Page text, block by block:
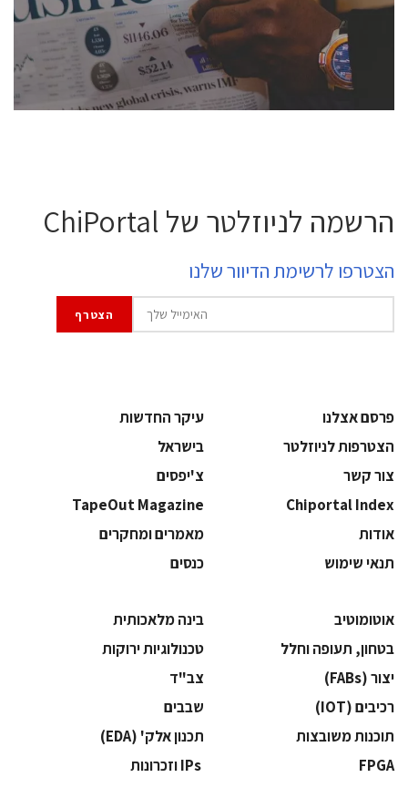
professional experts, and senior executives.
לחץ לפרטים
הרשמה לניוזלטר של ChiPortal
הצטרפו לרשימת הדיוור שלנו
פרסם אצלנו
עיקר החדשות
הצטרפות לניוזלטר
בישראל
צור קשר
צ'יפסים
Chiportal Index
TapeOut Magazine
אודות
מאמרים ומחקרים
תנאי שימוש
כנסים
אוטומוטיב
בינה מלאכותית
בטחון, תעופה וחלל
‫טכנולוגיות ירוקות‬
‫יצור (‪(FABs‬‬
‫צב"ד‬
‫רכיבים‬ (IOT)
‫שבבים‬
‫תוכנות משובצות‬
‫תכנון אלק' (‪(EDA‬‬
‫‪FPGA‬‬